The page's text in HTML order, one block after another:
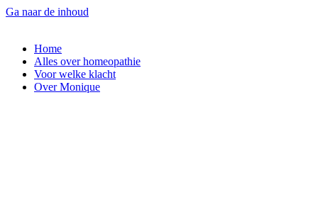
Ga naar de inhoud
Home
Alles over homeopathie
Voor welke klacht
Over Monique